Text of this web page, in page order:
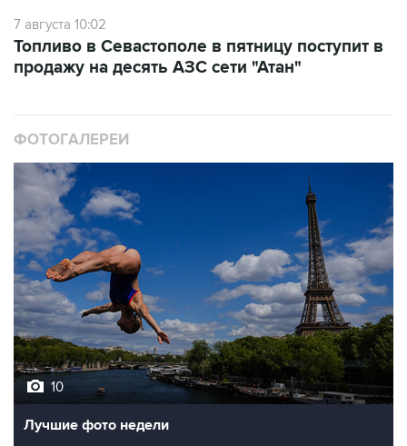
продажу на десять АЗС сети "Атан"
10
Лучшие фото недели